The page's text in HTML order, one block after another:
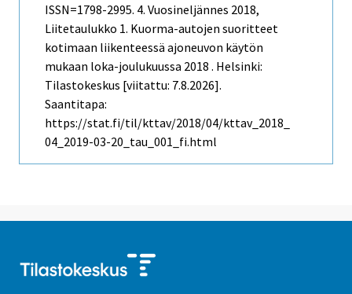
ISSN=1798-2995. 4. Vuosineljännes 2018,
Liitetaulukko 1. Kuorma-autojen suoritteet
kotimaan liikenteessä ajoneuvon käytön
mukaan loka-joulukuussa 2018 . Helsinki:
Tilastokeskus [viitattu: 7.8.2026].
Saantitapa:
https://stat.fi/til/kttav/2018/04/kttav_2018_
04_2019-03-20_tau_001_fi.html